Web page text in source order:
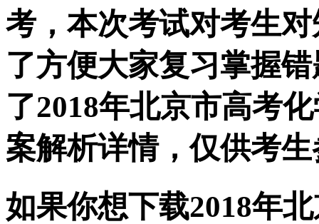
考，本次考试对考生
了方便大家复习掌握
了2018年北京市高考
案解析详情，仅供考
如果你想下载2018年